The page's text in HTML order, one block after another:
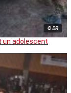
© DR
un adolescent